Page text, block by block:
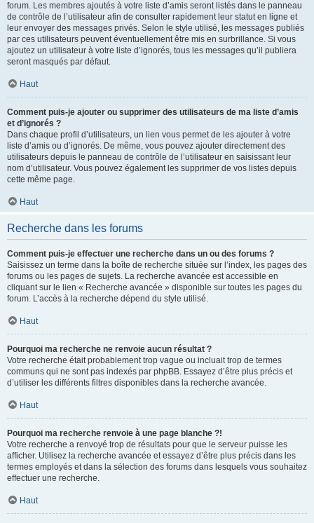
forum. Les membres ajoutés à votre liste d’amis seront listés dans le panneau
de contrôle de l’utilisateur afin de consulter rapidement leur statut en ligne et
leur envoyer des messages privés. Selon le style utilisé, les messages publiés
par ces utilisateurs peuvent éventuellement être mis en surbrillance. Si vous
ajoutez un utilisateur à votre liste d’ignorés, tous les messages qu’il publiera
seront masqués par défaut.
Haut
Comment puis-je ajouter ou supprimer des utilisateurs de ma liste d’amis
et d’ignorés ?
Dans chaque profil d’utilisateurs, un lien vous permet de les ajouter à votre
liste d’amis ou d’ignorés. De même, vous pouvez ajouter directement des
utilisateurs depuis le panneau de contrôle de l’utilisateur en saisissant leur
nom d’utilisateur. Vous pouvez également les supprimer de vos listes depuis
cette même page.
Haut
Recherche dans les forums
Comment puis-je effectuer une recherche dans un ou des forums ?
Saisissez un terme dans la boîte de recherche située sur l’index, les pages des
forums ou les pages de sujets. La recherche avancée est accessible en
cliquant sur le lien « Recherche avancée » disponible sur toutes les pages du
forum. L’accès à la recherche dépend du style utilisé.
Haut
Pourquoi ma recherche ne renvoie aucun résultat ?
Votre recherche était probablement trop vague ou incluait trop de termes
communs qui ne sont pas indexés par phpBB. Essayez d’être plus précis et
d’utiliser les différents filtres disponibles dans la recherche avancée.
Haut
Pourquoi ma recherche renvoie à une page blanche ?!
Votre recherche a renvoyé trop de résultats pour que le serveur puisse les
afficher. Utilisez la recherche avancée et essayez d’être plus précis dans les
termes employés et dans la sélection des forums dans lesquels vous souhaitez
effectuer une recherche.
Haut